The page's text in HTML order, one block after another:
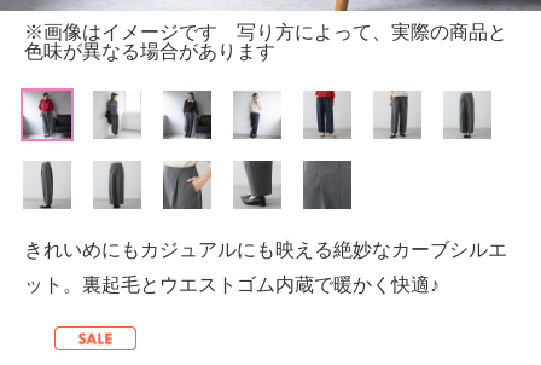
※画像はイメージです 写り方によって、実際の商品と
色味が異なる場合があります
きれいめにもカジュアルにも映える絶妙なカーブシルエ
ット。裏起毛とウエストゴム内蔵で暖かく快適♪